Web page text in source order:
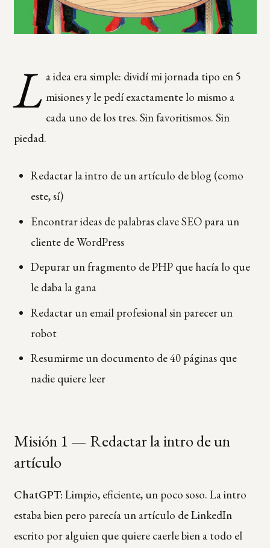
L a idea era simple: dividí mi jornada tipo en 5
misiones y le pedí exactamente lo mismo a
cada uno de los tres. Sin favoritismos. Sin
piedad.
Redactar la intro de un artículo de blog (como
este, sí)
Encontrar ideas de palabras clave SEO para un
cliente de WordPress
Depurar un fragmento de PHP que hacía lo que
le daba la gana
Redactar un email profesional sin parecer un
robot
Resumirme un documento de 40 páginas que
nadie quiere leer
Misión 1 — Redactar la intro de un
artículo
ChatGPT: Limpio, eficiente, un poco soso. La intro
estaba bien pero parecía un artículo de LinkedIn
escrito por alguien que quiere caerle bien a todo el